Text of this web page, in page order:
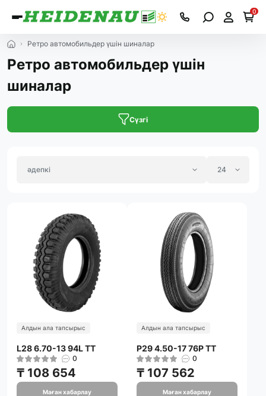
0
Ретро автомобильдер үшін шиналар
Ретро автомобильдер үшін
шиналар
Сүзгі
Алдын ала тапсырыс
L28 6.70-13 94L TT
0
₸ 108 654
Маған хабарлау
Алдын ала тапсырыс
P29 4.50-17 76P TT
0
₸ 107 562
Маған хабарлау